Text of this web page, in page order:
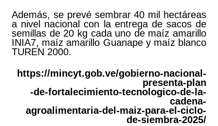
Además, se prevé sembrar 40 mil hectáreas
a nivel nacional con la entrega de sacos de
semillas de 20 kg cada uno de maíz amarillo
INIA7, maíz amarillo Guanape y maíz blanco
TUREN 2000.
https://mincyt.gob.ve/gobierno-nacional-
presenta-plan
-de-fortalecimiento-tecnologico-de-la-
cadena-
agroalimentaria-del-maiz-para-el-ciclo-
de-siembra-2025/